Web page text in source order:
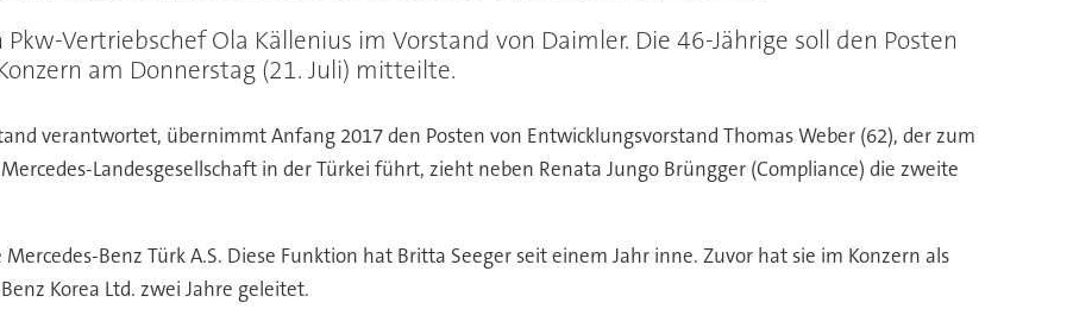
Vertriebschef Ola Källenius im Vorstand von Daimler. Die 46-Jährige soll den Posten
am Donnerstag (21. Juli) mitteilte.
verantwortet, übernimmt Anfang 2017 den Posten von Entwicklungsvorstand Thomas Weber (62), der zum
Landesgesellschaft in der Türkei führt, zieht neben Renata Jungo Brüngger (Compliance) die zweite
Benz Türk A.S. Diese Funktion hat Britta Seeger seit einem Jahr inne. Zuvor hat sie im Konzern als
Korea Ltd. zwei Jahre geleitet.